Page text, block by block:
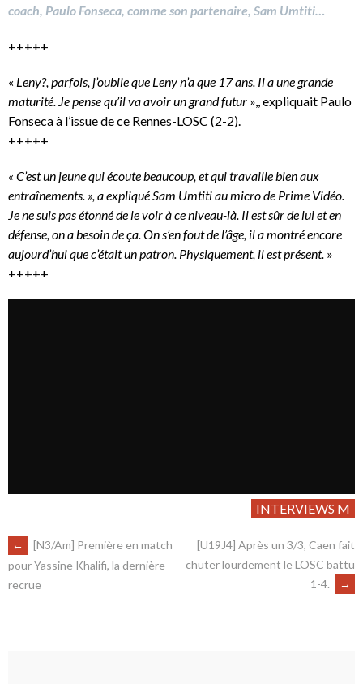
coach, Paulo Fonseca, comme son partenaire, Sam Umtiti…
+++++
« Leny?, parfois, j’oublie que Leny n’a que 17 ans. Il a une grande
maturité. Je pense qu’il va avoir un grand futur »,, expliquait Paulo
Fonseca à l’issue de ce Rennes-LOSC (2-2).
+++++
« C’est un jeune qui écoute beaucoup, et qui travaille bien aux
entraînements. », a expliqué Sam Umtiti au micro de Prime Vidéo.
Je ne suis pas étonné de le voir à ce niveau-là. Il est sûr de lui et en
défense, on a besoin de ça. On s’en fout de l’âge, il a montré encore
aujourd’hui que c’était un patron. Physiquement, il est présent. »
+++++
INTERVIEWS M
←
[N3/Am] Première en match
pour Yassine Khalifi, la dernière
recrue
[U19J4] Après un 3/3, Caen fait
chuter lourdement le LOSC battu
1-4.
→